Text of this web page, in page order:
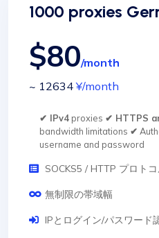
1000 proxies
$80/month
~ 12634¥/month
✔ IPv4proxies ✔ HTTPS
bandwidth limitations ✔
username and password
SOCKS5 / HTTP プロト
無制限の帯域幅
IPとログイン/パスワード